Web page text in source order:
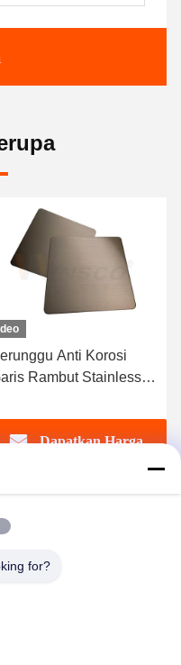
Red Copper Hairline
Steel Sheet 316l
Dapatkan Harga
Metal Products
for?